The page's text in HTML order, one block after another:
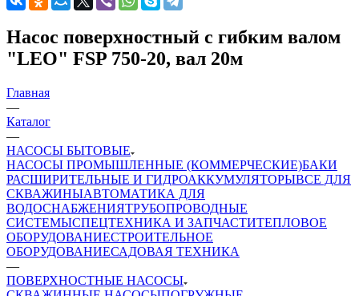
Насос поверхностный с гибким валом
"LEO" FSP 750-20, вал 20м
Главная
—
Каталог
—
НАСОСЫ БЫТОВЫЕ
НАСОСЫ ПРОМЫШЛЕННЫЕ (КОММЕРЧЕСКИЕ)БАКИ
РАСШИРИТЕЛЬНЫЕ И ГИДРОАККУМУЛЯТОРЫВСЕ ДЛЯ
СКВАЖИНЫАВТОМАТИКА ДЛЯ
ВОДОСНАБЖЕНИЯТРУБОПРОВОДНЫЕ
СИСТЕМЫСПЕЦТЕХНИКА И ЗАПЧАСТИТЕПЛОВОЕ
ОБОРУДОВАНИЕСТРОИТЕЛЬНОЕ
ОБОРУДОВАНИЕСАДОВАЯ ТЕХНИКА
—
ПОВЕРХНОСТНЫЕ НАСОСЫ